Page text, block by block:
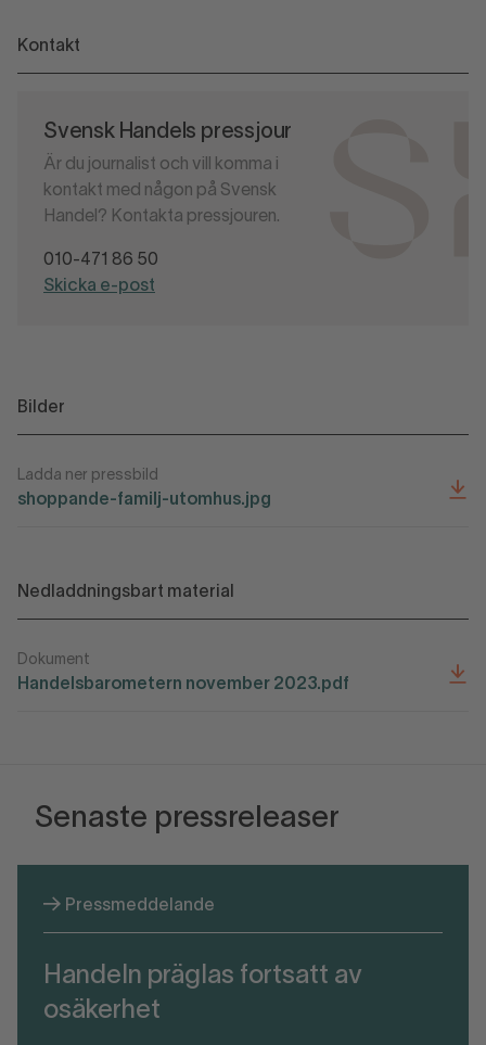
Kontakt
Svensk Handels pressjour
Är du journalist och vill komma i
kontakt med någon på Svensk
Handel? Kontakta pressjouren.
010-471 86 50
Skicka e-post
Bilder
Ladda ner pressbild
shoppande-familj-utomhus.jpg
Nedladdningsbart material
Dokument
Handelsbarometern november 2023.pdf
Senaste pressreleaser
Pressmeddelande
Handeln präglas fortsatt av
osäkerhet